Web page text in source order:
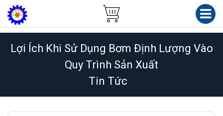
Lợi Ích Khi Sử Dụng Bơm Định Lượng Vào
Quy Trình Sản Xuất
Tin Tức